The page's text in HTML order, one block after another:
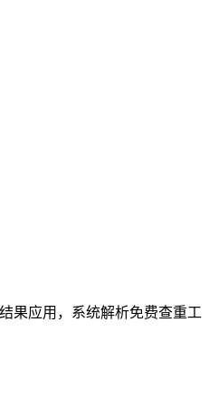
果应用，系统解析免费查重工